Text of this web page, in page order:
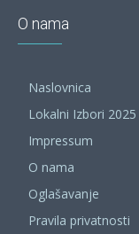
O nama
Naslovnica
Lokalni Izbori 2025
Impressum
O nama
Oglašavanje
Pravila privatnosti